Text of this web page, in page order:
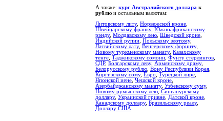
А также: курс Австралийского доллара к
рублю и остальным валютам:
Литовскому литу, Норвежской кроне
Швейцарскому франку, Южноафриканскому
рэнду, Молдавскому лею Шведской кроне
Индийской рупии Польскому злотому,
Латвийскому лату, Венгерскому форинту,
Новому туркменскому манату, Казахскому
тенге Таджикскому сомони Фунту стерлингов
СДР, Болгарскому леву, Армянскому драму,
Белорусскому рублю Вону Республики Корея
Киргизскому сому, Евро Турецкой лире
Японской иене Чешской кроне
Азербайджанскому манату, Узбекскому суму,
Новому румынскому лею Сингапурскому
доллару, Украинской гривне Датской кроне
Канадскому доллару, Бразильскому реалу,
Доллару США